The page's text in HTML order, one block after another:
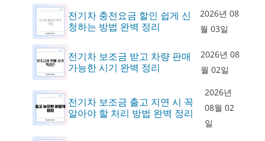
전기차 충전요금 할인 쉽게 신
청하는 방법 완벽 정리
2026년 08
월 03일
전기차 보조금 받고 차량 판매
가능한 시기 완벽 정리
2026년 08
월 02일
전기차 보조금 출고 지연 시 꼭
알아야 할 처리 방법 완벽 정리
2026년
08월 02
일